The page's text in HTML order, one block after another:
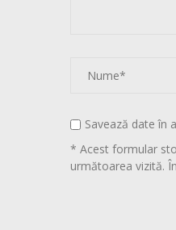
Savează date în
* Acest formular
următoarea vizită.